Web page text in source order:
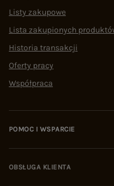
Listy zakupowe
Lista zakupionych
Historia transakcji
Oferty pracy
Współpraca
POMOC I WSPARCIE
OBSŁUGA KLIENTA